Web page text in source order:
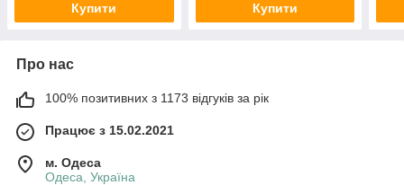
Купити Купити
Про нас
100% позитивних з 1173 відгуків за рік
Працює з 15.02.2021
м. Одеса
Одеса, Україна